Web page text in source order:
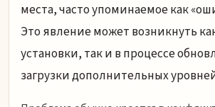
места, часто упоминаемое как
Это явление может возникнуть
установки, так и в процессе
загрузки дополнительных